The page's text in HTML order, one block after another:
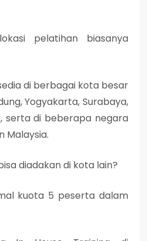
pelatihan biasanya
di berbagai kota besar
Yogyakarta, Surabaya,
serta di beberapa negara
Malaysia.
diadakan di kota lain?
kuota 5 peserta dalam